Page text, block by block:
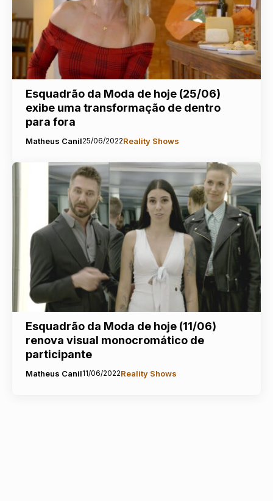
Esquadrão da Moda de hoje (25/06)
exibe uma transformação de dentro
para fora
Matheus Canil25/06/2022Reality Shows
Esquadrão da Moda de hoje (11/06)
renova visual monocromático de
participante
Matheus Canil11/06/2022Reality Shows